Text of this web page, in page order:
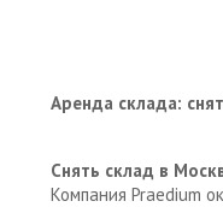
Аренда склада:
Снять склад в
Компания Praedium